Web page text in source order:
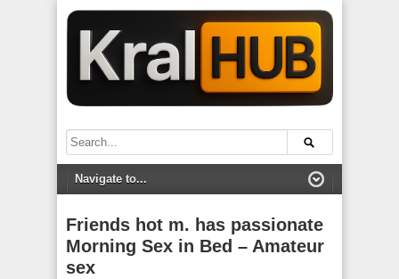
Friends hot m. has passionate
Morning Sex in Bed – Amateur
sex